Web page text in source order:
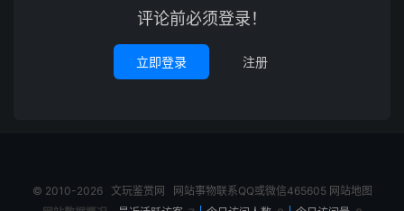
评论前必须登录！
立即登录 注册
© 2010-2026 文玩鉴赏网 网站事物联系QQ或微信465605 网站地图